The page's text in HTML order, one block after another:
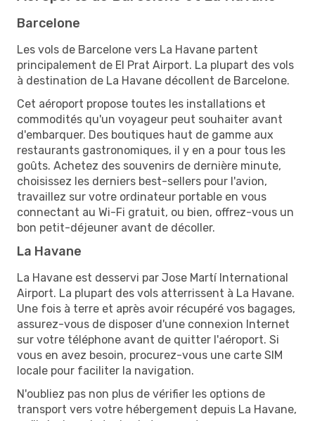
Barcelone
Les vols de Barcelone vers La Havane partent
principalement de El Prat Airport. La plupart des vols
à destination de La Havane décollent de Barcelone.
Cet aéroport propose toutes les installations et
commodités qu'un voyageur peut souhaiter avant
d'embarquer. Des boutiques haut de gamme aux
restaurants gastronomiques, il y en a pour tous les
goûts. Achetez des souvenirs de dernière minute,
choisissez les derniers best-sellers pour l'avion,
travaillez sur votre ordinateur portable en vous
connectant au Wi-Fi gratuit, ou bien, offrez-vous un
bon petit-déjeuner avant de décoller.
La Havane
La Havane est desservi par Jose Martí International
Airport. La plupart des vols atterrissent à La Havane.
Une fois à terre et après avoir récupéré vos bagages,
assurez-vous de disposer d'une connexion Internet
sur votre téléphone avant de quitter l'aéroport. Si
vous en avez besoin, procurez-vous une carte SIM
locale pour faciliter la navigation.
N'oubliez pas non plus de vérifier les options de
transport vers votre hébergement depuis La Havane,